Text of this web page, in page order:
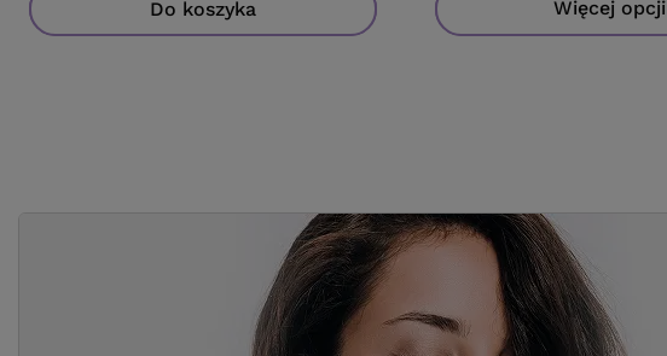
Do koszyka Do koszyka
Do koszyka Więcej opcji